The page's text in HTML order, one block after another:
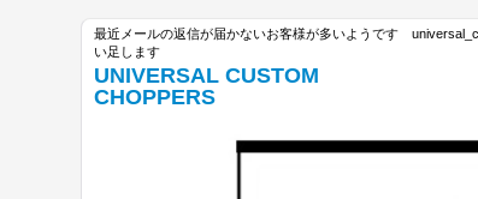
最近メールの返信が届かないお客様が多いようです
い足します
UNIVERSAL CUSTOM
CHOPPERS